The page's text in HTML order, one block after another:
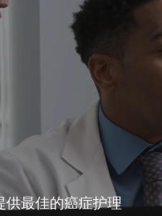
供最佳的癌症护理